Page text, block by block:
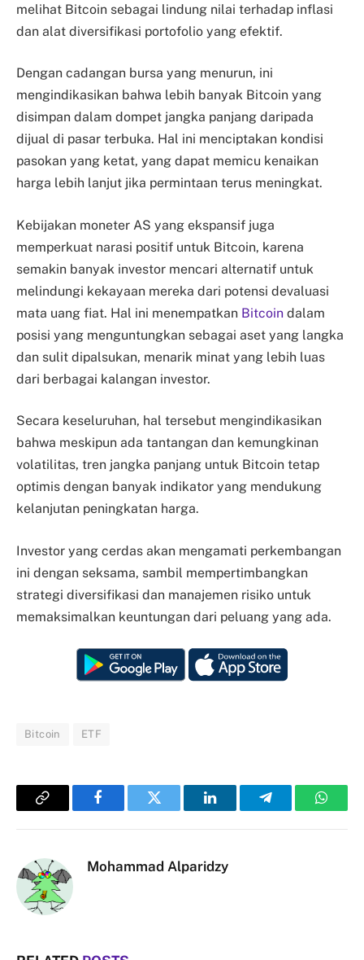
melihat Bitcoin sebagai lindung nilai terhadap inflasi
dan alat diversifikasi portofolio yang efektif.
Dengan cadangan bursa yang menurun, ini
mengindikasikan bahwa lebih banyak Bitcoin yang
disimpan dalam dompet jangka panjang daripada
dijual di pasar terbuka. Hal ini menciptakan kondisi
pasokan yang ketat, yang dapat memicu kenaikan
harga lebih lanjut jika permintaan terus meningkat.
Kebijakan moneter AS yang ekspansif juga
memperkuat narasi positif untuk Bitcoin, karena
semakin banyak investor mencari alternatif untuk
melindungi kekayaan mereka dari potensi devaluasi
mata uang fiat. Hal ini menempatkan Bitcoin dalam
posisi yang menguntungkan sebagai aset yang langka
dan sulit dipalsukan, menarik minat yang lebih luas
dari berbagai kalangan investor.
Secara keseluruhan, hal tersebut mengindikasikan
bahwa meskipun ada tantangan dan kemungkinan
volatilitas, tren jangka panjang untuk Bitcoin tetap
optimis dengan banyak indikator yang mendukung
kelanjutan peningkatan harga.
Investor yang cerdas akan mengamati perkembangan
ini dengan seksama, sambil mempertimbangkan
strategi diversifikasi dan manajemen risiko untuk
memaksimalkan keuntungan dari peluang yang ada.
Bitcoin ETF
Copy
FacebookTwitter LinkedInTelegram
Mohammad Alparidzy